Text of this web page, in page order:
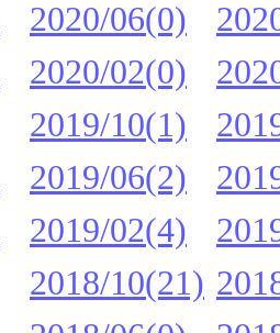
2020/06(0)
2020/02(0)
2019/10(1)
2019/06(2)
2019/02(4)
2018/10(21)